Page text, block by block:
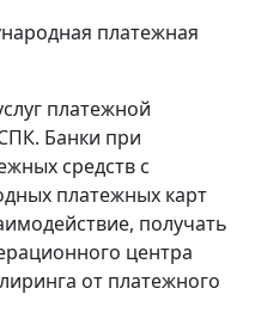
платежная
платежной
Банки при
средств с
платежных карт
получать
центра
от платежного